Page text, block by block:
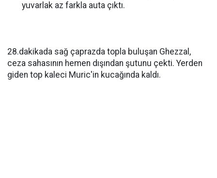
yuvarlak az farkla auta çıktı.
28.dakikada sağ çaprazda topla buluşan Ghezzal,
ceza sahasının hemen dışından şutunu çekti. Yerden
giden top kaleci Muric'in kucağında kaldı.